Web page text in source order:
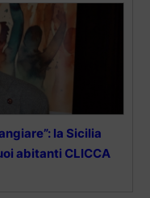
la Sicilia
abitanti CLICCA